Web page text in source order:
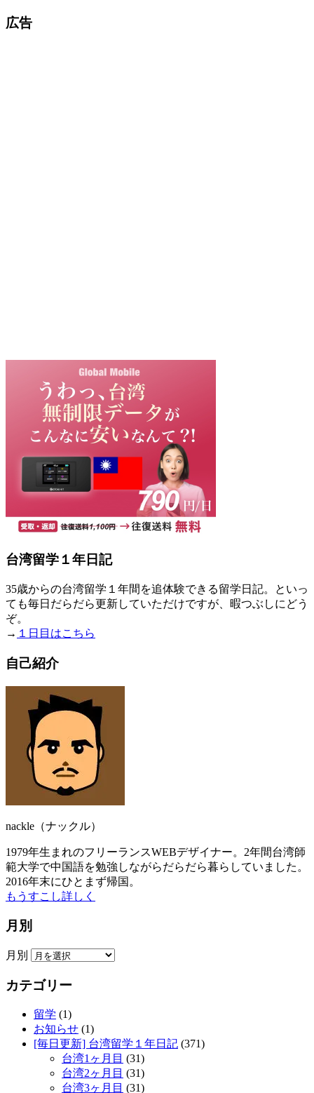
広告
台湾留学１年日記
35歳からの台湾留学１年間を追体験できる留学日記。といっ
ても毎日だらだら更新していただけですが、暇つぶしにどう
ぞ。
→ １日目はこちら
自己紹介
nackle（ナックル）
1979年生まれのフリーランスWEBデザイナー。2年間台湾師
範大学で中国語を勉強しながらだらだら暮らしていました。
2016年末にひとまず帰国。
もうすこし詳しく
月別
月別
カテゴリー
留学 (1)
お知らせ (1)
[毎日更新] 台湾留学１年日記 (371)
台湾1ヶ月目 (31)
台湾2ヶ月目 (31)
台湾3ヶ月目 (31)